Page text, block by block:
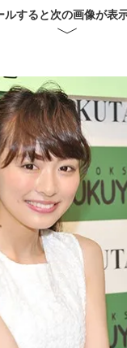
ルすると次の画像が表